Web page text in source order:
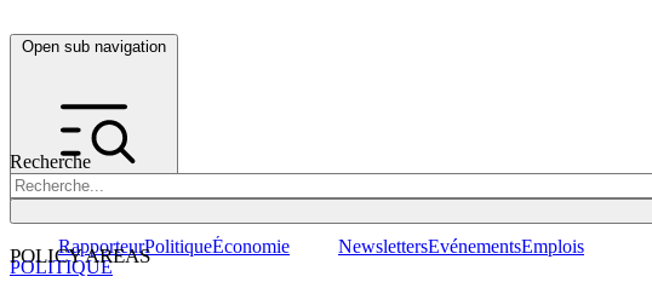
Open sub navigation
Recherche
POLICY AREAS
RapporteurPolitiqueÉconomie NewslettersEvénementsEmplois
POLITIQUE